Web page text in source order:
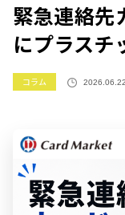
緊急連絡先
にプラスチ
コラム 2026.06.22